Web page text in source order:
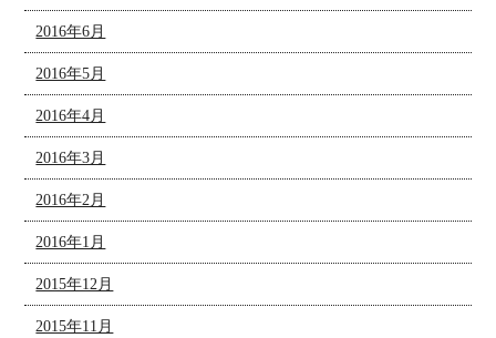
2016年6月
2016年5月
2016年4月
2016年3月
2016年2月
2016年1月
2015年12月
2015年11月